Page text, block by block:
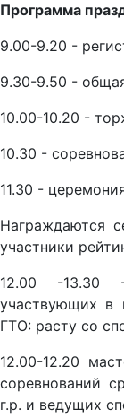
Программа
9.00-9.20 -
9.30-9.50 -
10.00-10.20 -
10.30 -
11.30 -
Награждаются
участники
12.00 -13.30
участвующих в
ГТО: расту со
12.00-12.20
соревнований
г.р. и ведущих